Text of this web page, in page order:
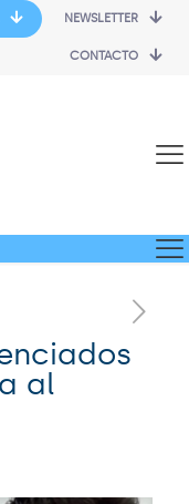
NEWSLETTER
CONTACTO
al